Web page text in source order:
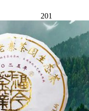
201